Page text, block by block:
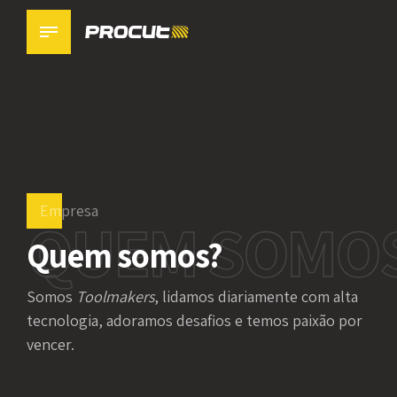
Empresa
Quem somos?
QUEM
Somos Toolmakers, lidamos diariamente com alta
tecnologia, adoramos desafios e temos paixão por
vencer.
0
4
5
6
0
1